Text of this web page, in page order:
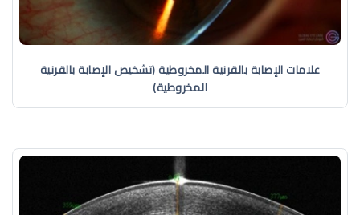
علامات الإصابة بالقرنية المخروطية (تشخيص الإصابة بالقرنية
المخروطية)